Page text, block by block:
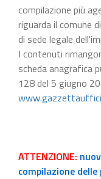
compilazione più
riguarda il comune
di sede legale
I contenuti
scheda anagrafica
128 del 5 giugno
ATTENZIONE:
compilazione